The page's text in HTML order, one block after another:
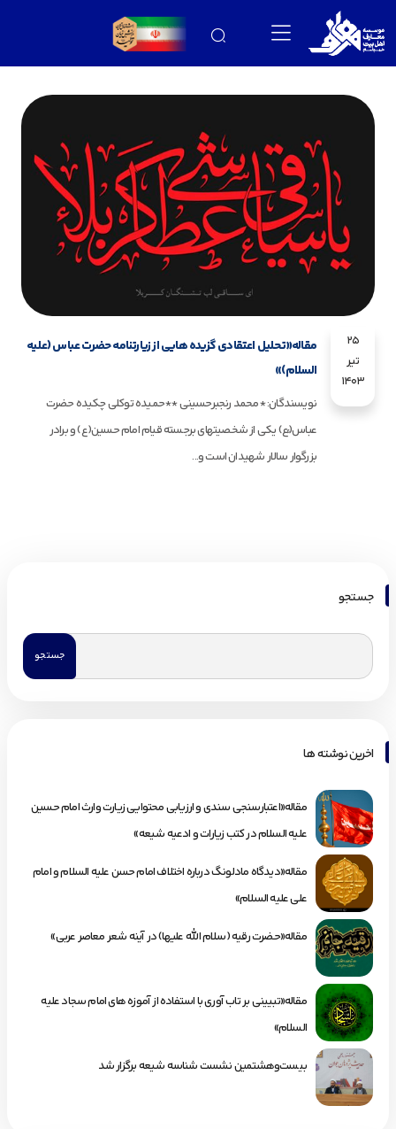
25
تیر
1403
مقاله«تحلیل اعتقادی گزیده هایی از زیارتنامه حضرت عباس (علیه
السلام)»
نویسندگان: *محمد رنجبرحسینی **حمیده توکلی چکیده حضرت
عباس(ٔع) یکی از شخصیتهای برجسته قیام امام حسین(ع) و برادر
بزرگوار سالار شهیدان است و...
جستجو
اخرین نوشته ها
مقاله«اعتبارسنجی سندی و ارزیابی محتوایی زیارت وارث امام حسین
علیه السلام در کتب زیارات و ادعیه شیعه»
مقاله«دیدگاه مادلونگ درباره اختلاف امام حسن علیه السلام و امام
علی علیه السلام»
مقاله«حضرت رقیه (سلام الله علیها) در آینه شعر معاصر عربی»
مقاله«تبیینی بر تاب آوری با استفاده از آموزه های امام سجاد علیه
السلام»
بیست‌وهشتمین نشست شناسه شیعه برگزار شد